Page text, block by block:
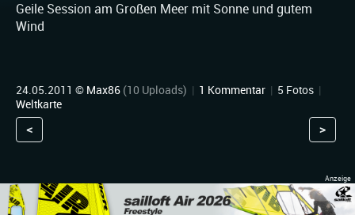
Geile Session am Großen Meer mit Sonne und gutem
Wind
24.05.2011 © Max86 (10 Uploads) | 1 Kommentar | 5 Fotos |
Weltkarte
< >